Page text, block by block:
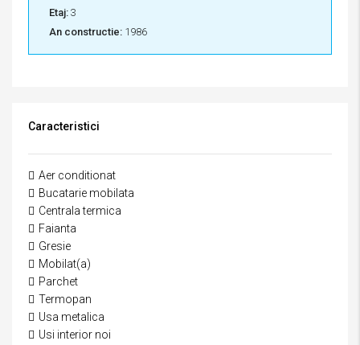
Etaj: 3
An constructie: 1986
Caracteristici
Aer conditionat
Bucatarie mobilata
Centrala termica
Faianta
Gresie
Mobilat(a)
Parchet
Termopan
Usa metalica
Usi interior noi